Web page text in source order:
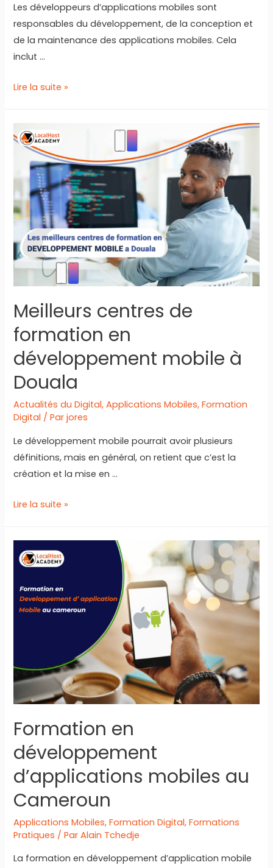
Les développeurs d’applications mobiles sont
responsables du développement, de la conception et
de la maintenance des applications mobiles. Cela
inclut …
Métier
d’applications
mobile
Cameroun
:
salaire,
missions,
entreprises
Lire la suite »
Meilleurs centres de
formation en
développement mobile à
Douala
Actualités du Digital,Applications Mobiles,Formation
Digital / Parjores
Le développement mobile pourrait avoir plusieurs
définitions, mais en général, on retient que c’est la
création et la mise en …
Meilleurs
formation
en
développement
mobile
Lire la suite »
Formation en
développement
d’applications mobiles au
Cameroun
Applications Mobiles,Formation Digital,Formations
Pratiques / ParAlain Tchedje
La formation en développement d’application mobile